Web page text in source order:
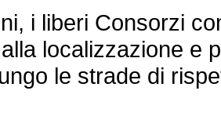
i liberi Consorzi
localizzazione e
le strade di